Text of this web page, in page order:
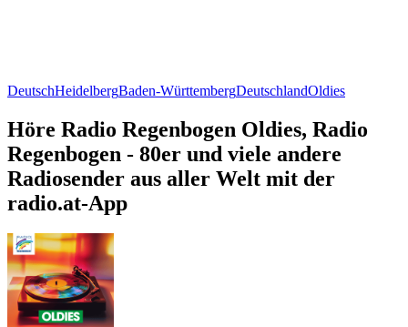
DeutschHeidelbergBaden-WürttembergDeutschlandOldies
Höre Radio Regenbogen Oldies, Radio
Regenbogen - 80er und viele andere
Radiosender aus aller Welt mit der
radio.at-App